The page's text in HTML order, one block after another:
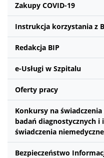
Zakupy COVID-19
Instrukcja korzystania z
Redakcja BIP
e-Usługi w Szpitalu
Oferty pracy
Konkursy na
badań diagnostycznych i
świadczenia niemedyczne
Bezpieczeństwo